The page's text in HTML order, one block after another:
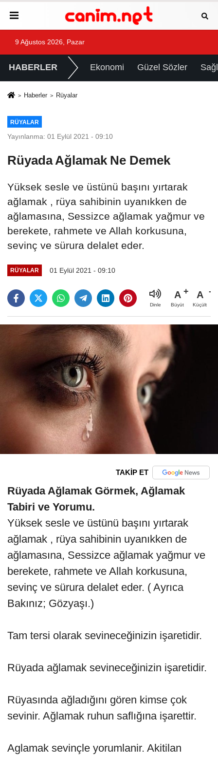
9 Ağustos 2026, Pazar
HABERLER Ekonomi Güzel Sözler
Haberler Rüyalar
RÜYALAR
Yayınlanma: 01 Eylül 2021 - 09:10
Rüyada Ağlamak Ne Demek
Yüksek sesle ve üstünü başını yırtarak
ağlamak , rüya sahibinin uyanıkken de
ağlamasına, Sessizce ağlamak yağmur ve
berekete, rahmete ve Allah korkusuna,
sevinç ve sürura delalet eder.
RÜYALAR 01 Eylül 2021 - 09:10
Dinle
A
Büyüt
A
Küçült
TAKİP ET
Rüyada Ağlamak Görmek, Ağlamak
Tabiri ve Yorumu.
Yüksek sesle ve üstünü başını yırtarak
ağlamak , rüya sahibinin uyanıkken de
ağlamasına, Sessizce ağlamak yağmur ve
berekete, rahmete ve Allah korkusuna,
sevinç ve sürura delalet eder. ( Ayrıca
Bakınız; Gözyaşı.)
Tam tersi olarak sevineceğinizin işaretidir.
Rüyada ağlamak sevineceğinizin işaretidir.
Rüyasında ağladığını gören kimse çok
sevinir. Ağlamak ruhun saflığına işarettir.
Aglamak sevinçle yorumlanir. Akitilan